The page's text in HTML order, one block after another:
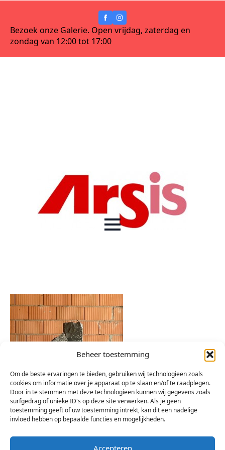
Beheer toestemming
Om de beste ervaringen te bieden, gebruiken wij technologieën zoals
cookies om informatie over je apparaat op te slaan en/of te raadplegen.
Door in te stemmen met deze technologieën kunnen wij gegevens zoals
surfgedrag of unieke ID's op deze site verwerken. Als je geen
toestemming geeft of uw toestemming intrekt, kan dit een nadelige
invloed hebben op bepaalde functies en mogelijkheden.
Accepteren
Bezoek onze Galerie. Open vrijdag, zaterdag en
zondag van 12:00 tot 17:00